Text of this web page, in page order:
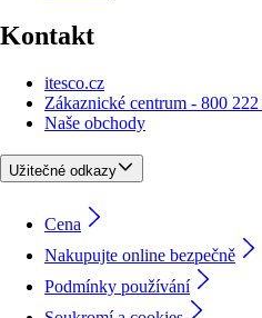
Kontakt
itesco.cz
Zákaznické centrum - 800
Naše obchody
Užitečné odkazy
Cena
Nakupujte online bezpečně
Podmínky používání